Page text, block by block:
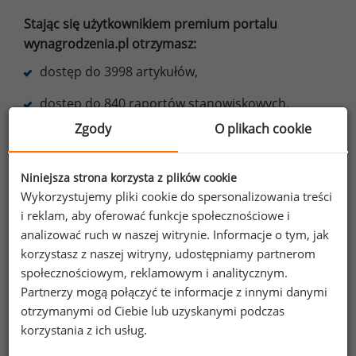
Stając się użytkownikiem premium portalu
wynagrodzenia.pl otrzymasz:
dostęp do 3998 artykułów,
dostęp do 840 raportów stanowiskowych,
dostęp do wybranych raportów płacowych,
e-booki o motywowaniu,
oraz inne korzyści.
Dowiedz się więcej
Zgody O plikach cookie
Niniejsza strona korzysta z plików cookie
Wykorzystujemy pliki cookie do spersonalizowania treści
i reklam, aby oferować funkcje społecznościowe i
analizować ruch w naszej witrynie. Informacje o tym, jak
korzystasz z naszej witryny, udostępniamy partnerom
społecznościowym, reklamowym i analitycznym.
Partnerzy mogą połączyć te informacje z innymi danymi
otrzymanymi od Ciebie lub uzyskanymi podczas
korzystania z ich usług.